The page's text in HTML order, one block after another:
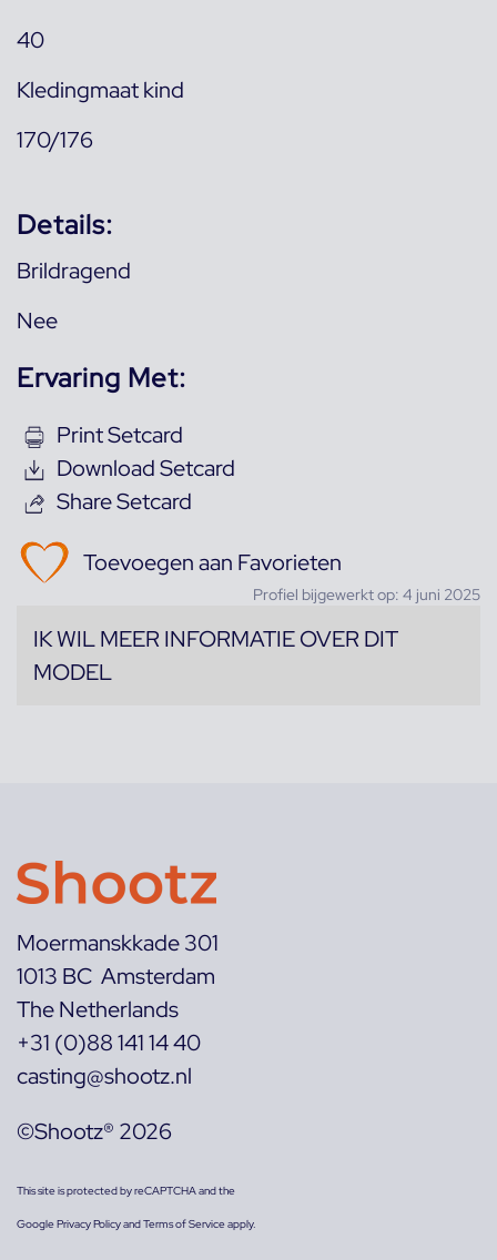
40
Kledingmaat kind
170/176
Details:
Brildragend
Nee
Ervaring Met:
Print Setcard
Download Setcard
Share Setcard
Toevoegen aan Favorieten
Profiel bijgewerkt op: 4 juni 2025
IK WIL MEER INFORMATIE OVER DIT
MODEL
Moermanskkade 301
1013 BC Amsterdam
The Netherlands
+31 (0)88 141 14 40
casting@shootz.nl
©Shootz® 2026
This site is protected by reCAPTCHA and the
GooglePrivacy PolicyandTerms of Serviceapply.